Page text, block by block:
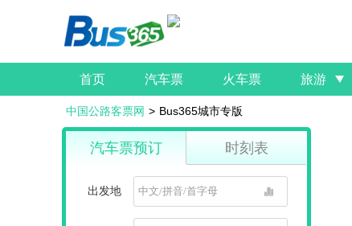
首页 汽车票 火车票 旅游
中国公路客票网 > Bus365城市专版
汽车票预订 时刻表
出发地